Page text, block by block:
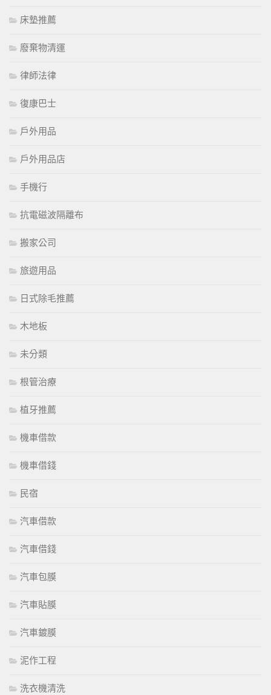
床墊推薦
廢棄物清運
律師法律
復康巴士
戶外用品
戶外用品店
手機行
抗電磁波隔離布
搬家公司
旅遊用品
日式除毛推薦
木地板
未分類
根管治療
植牙推薦
機車借款
機車借錢
民宿
汽車借款
汽車借錢
汽車包膜
汽車貼膜
汽車鍍膜
泥作工程
洗衣機清洗